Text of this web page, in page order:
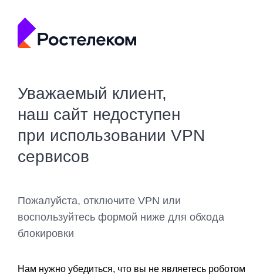
Уважаемый клиент,
наш сайт недоступен
при использовании VPN
сервисов
Пожалуйста, отключите VPN или
воспользуйтесь формой ниже для обхода
блокировки
Нам нужно убедиться, что вы не являетесь роботом